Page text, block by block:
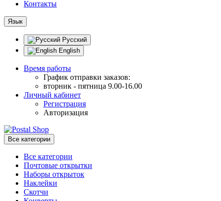
Контакты
Язык
Русский
English
Время работы
График отправки заказов:
вторник - пятница 9.00-16.00
Личный кабинет
Регистрация
Авторизация
Все категории
Все категории
Почтовые открытки
Наборы открыток
Наклейки
Скотчи